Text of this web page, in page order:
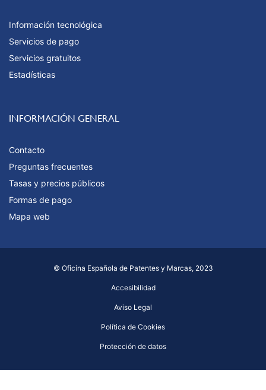
Información tecnológica
Servicios de pago
Servicios gratuitos
Estadísticas
INFORMACIÓN GENERAL
Contacto
Preguntas frecuentes
Tasas y precios públicos
Formas de pago
Mapa web
© Oficina Española de Patentes y Marcas, 2023
Accesibilidad
Aviso Legal
Política de Cookies
Protección de datos